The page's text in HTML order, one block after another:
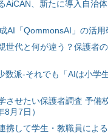
AiCAN、新たに導入自治
AI「QommonsAI」の活
世代と何が違う？保護者
数派-それでも「AIは小学
させたい保護者調査 予備
月7日）
携して学生・教職員によ